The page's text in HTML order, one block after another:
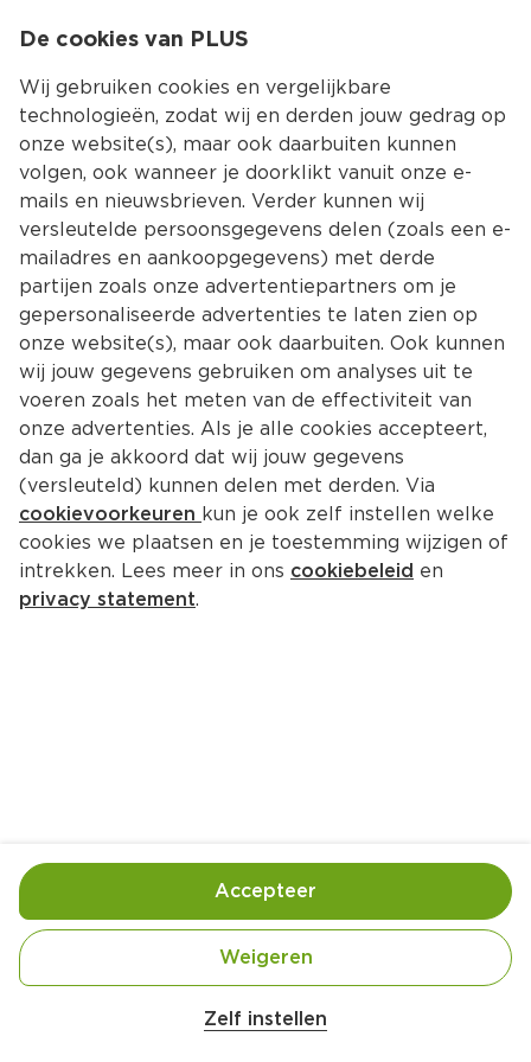
Kies jouw
Terug Producten
Sultana FruitBiscuits Appel
Per Wikkel 306 g  (per kilo €11.27)
Handige informatie over dit product
Belangrijke veiligheidswaarschuwing
De cookies van PLUS
Wij gebruiken cookies en vergelijkbare
technologieën, zodat wij en derden jouw gedrag op
onze website(s), maar ook daarbuiten kunnen
volgen, ook wanneer je doorklikt vanuit onze e-
mails en nieuwsbrieven. Verder kunnen wij
versleutelde persoonsgegevens delen (zoals een e-
mailadres en aankoopgegevens) met derde
partijen zoals onze advertentiepartners om je
gepersonaliseerde advertenties te laten zien op
onze website(s), maar ook daarbuiten. Ook kunnen
wij jouw gegevens gebruiken om analyses uit te
voeren zoals het meten van de effectiviteit van
onze advertenties. Als je alle cookies accepteert,
dan ga je akkoord dat wij jouw gegevens
(versleuteld) kunnen delen met derden. Via
cookievoorkeuren kun je ook zelf instellen welke
cookies we plaatsen en je toestemming wijzigen of
intrekken. Lees meer in ons cookiebeleid en
privacy statement.
Zelf instellen
Weigeren
Accepteer